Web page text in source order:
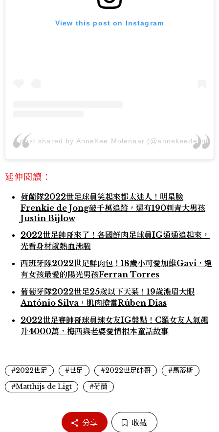
View this post on Instagram
A post shared by AnneKee Molenaar (@annekeedeligt)
延伸閱讀：
荷蘭隊2022世足球員笑起來都太迷人！明星臉
Frenkie de Jong破千萬追蹤，還有190刺青大男孩
Justin Bijlow
2022世足帥哥來了！各國鮮肉足球員IG通通追起來，
光看身材就熱血沸騰
西班牙隊2022世足鮮肉包！18歲小可愛加維Gavi，還
有女孩最愛的陽光男孩Ferran Torres
葡萄牙隊2022世足25歲以下天菜！19歲濃眉大眼
António Silva，肌肉擔當Rúben Dias
2022世足賽帥哥球員辣女友IG盤點！C羅女友人氣飆
升4000萬，梅西與老婆愛情根本童話故事
#2022世足 #世足 #2022世足帥哥
#馬蒂斯
#Matthijs de Ligt
#荷蘭
分享 收藏